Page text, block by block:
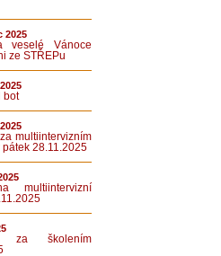
2025
veselé Vánoce
ze STŘEPu
bot
multiintervizním
pátek 28.11.2025
multiintervizní
za školením